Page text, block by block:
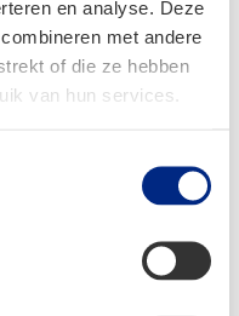
en analyse. Deze
met andere
of die ze hebben
van hun services.
Premium